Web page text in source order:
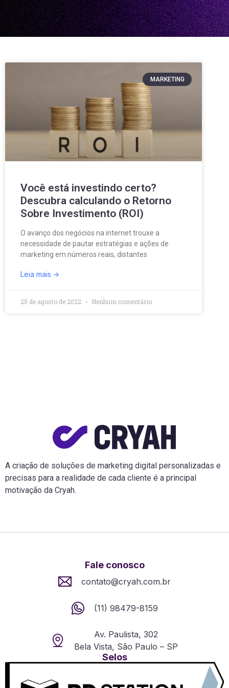
MARKETING
Você está investindo certo?
Descubra calculando o Retorno
Sobre Investimento (ROI)
O avanço dos negócios na internet trouxe a
necessidade de pautar estratégias e ações de
marketing em números reais, distantes
Leia mais
25 de agosto de 2022 Nenhum comentário
A criação de soluções de marketing digital personalizadas e
precisas para a realidade de cada cliente é a principal
motivação da Cryah.
Fale conosco
contato@cryah.com.br
(11) 98479-8159
Av. Paulista, 302
Bela Vista, São Paulo – SP
Selos